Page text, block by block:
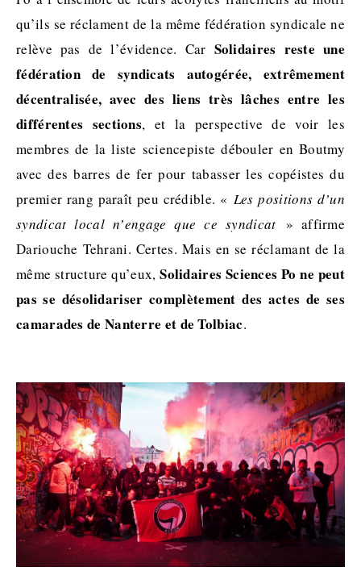
qu’ils se réclament de la même fédération syndicale ne
relève pas de l’évidence. Car Solidaires reste une
fédération de syndicats autogérée, extrêmement
décentralisée, avec des liens très lâches entre les
différentes sections, et la perspective de voir les
membres de la liste sciencepiste débouler en Boutmy
avec des barres de fer pour tabasser les copéistes du
premier rang paraît peu crédible. « Les positions d’un
syndicat local n’engage que ce syndicat » affirme
Dariouche Tehrani. Certes. Mais en se réclamant de la
même structure qu’eux,Solidaires Sciences Po ne peut
pas se désolidariser complètement des actes de ses
camarades de Nanterre et de Tolbiac.